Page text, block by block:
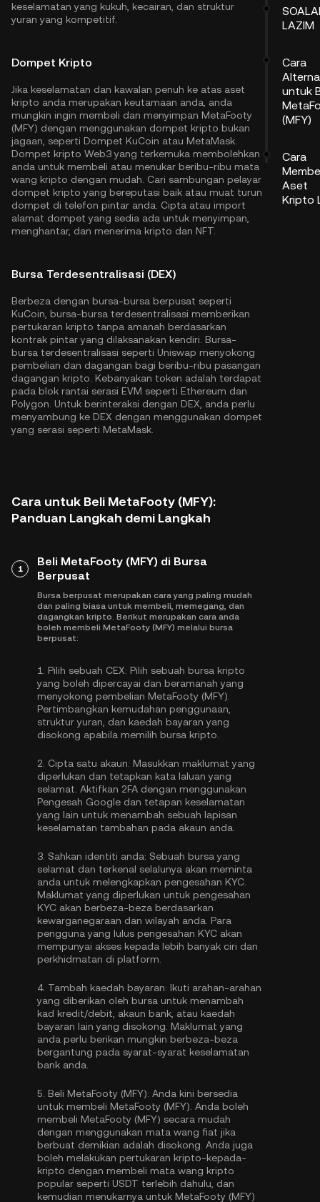
keselamatan yang kukuh, kecairan, dan struktur
yuran yang kompetitif.
Dompet Kripto
Jika keselamatan dan kawalan penuh ke atas aset
kripto anda merupakan keutamaan anda, anda
mungkin ingin membeli dan menyimpan MetaFooty
(MFY) dengan menggunakan dompet kripto bukan
jagaan, seperti Dompet KuCoin atau MetaMask.
Dompet kripto Web3 yang terkemuka membolehkan
anda untuk membeli atau menukar beribu-ribu mata
wang kripto dengan mudah. Cari sambungan pelayar
dompet kripto yang bereputasi baik atau muat turun
dompet di telefon pintar anda. Cipta atau import
alamat dompet yang sedia ada untuk menyimpan,
menghantar, dan menerima kripto dan NFT.
Bursa Terdesentralisasi (DEX)
Berbeza dengan bursa-bursa berpusat seperti
KuCoin, bursa-bursa terdesentralisasi memberikan
pertukaran kripto tanpa amanah berdasarkan
kontrak pintar yang dilaksanakan kendiri. Bursa-
bursa terdesentralisasi seperti Uniswap menyokong
pembelian dan dagangan bagi beribu-ribu pasangan
dagangan kripto. Kebanyakan token adalah terdapat
pada blok rantai serasi EVM seperti Ethereum dan
Polygon . Untuk berinteraksi dengan DEX, anda perlu
menyambung ke DEX dengan menggunakan dompet
yang serasi seperti MetaMask.
Cara untuk Beli MetaFooty (MFY):
Panduan Langkah demi Langkah
1
Beli MetaFooty (MFY) di Bursa
Berpusat
Bursa berpusat merupakan cara yang paling mudah
dan paling biasa untuk membeli, memegang, dan
dagangkan kripto. Berikut merupakan cara anda
boleh membeli MetaFooty (MFY) melalui bursa
berpusat:
1. Pilih sebuah CEX: Pilih sebuah bursa kripto
yang boleh dipercayai dan beramanah yang
menyokong pembelian MetaFooty (MFY).
Pertimbangkan kemudahan penggunaan,
struktur yuran, dan kaedah bayaran yang
disokong apabila memilih bursa kripto.
2. Cipta satu akaun: Masukkan maklumat yang
diperlukan dan tetapkan kata laluan yang
selamat. Aktifkan 2FA dengan menggunakan
Pengesah Google dan tetapan keselamatan
yang lain untuk menambah sebuah lapisan
keselamatan tambahan pada akaun anda.
3. Sahkan identiti anda: Sebuah bursa yang
selamat dan terkenal selalunya akan meminta
anda untuk melengkapkan pengesahan KYC
Maklumat yang diperlukan untuk pengesahan
KYC akan berbeza-beza berdasarkan
kewarganegaraan dan wilayah anda. Para
pengguna yang lulus pengesahan KYC akan
mempunyai akses kepada lebih banyak ciri dan
perkhidmatan di platform.
4. Tambah kaedah bayaran: Ikuti arahan-arahan
yang diberikan oleh bursa untuk menambah
kad kredit/debit, akaun bank, atau kaedah
bayaran lain yang disokong. Maklumat yang
anda perlu berikan mungkin berbeza-beza
bergantung pada syarat-syarat keselamatan
bank anda.
5. Beli MetaFooty (MFY): Anda kini bersedia
untuk membeli MetaFooty (MFY). Anda boleh
membeli MetaFooty (MFY) secara mudah
dengan menggunakan mata wang fiat jika
berbuat demikian adalah disokong. Anda juga
boleh melakukan pertukaran kripto-kepada-
kripto dengan membeli mata wang kripto
popular seperti USDT terlebih dahulu, dan
kemudian menukarnya untuk MetaFooty (MFY)
LAZIM
Cara
untuk
(MFY)
Cara
Aset
Kripto